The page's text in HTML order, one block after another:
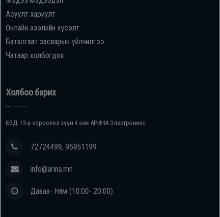
Асуулт хариулт
Онлайн зээлийн хүсэлт
Баталгаат засварын үйлчилгээ
Чатаар холбогдох
Холбоо барих
БЗД, 13-р хороолол зүүн 4 зам АРИНА Электроникс
72724499, 95951199
info@arina.mn
Даваа- Ням (10:00- 20:00)